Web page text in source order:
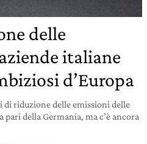
delle
italiane
d’Europa
di riduzione delle emissioni delle
pari della Germania, ma c’è ancora